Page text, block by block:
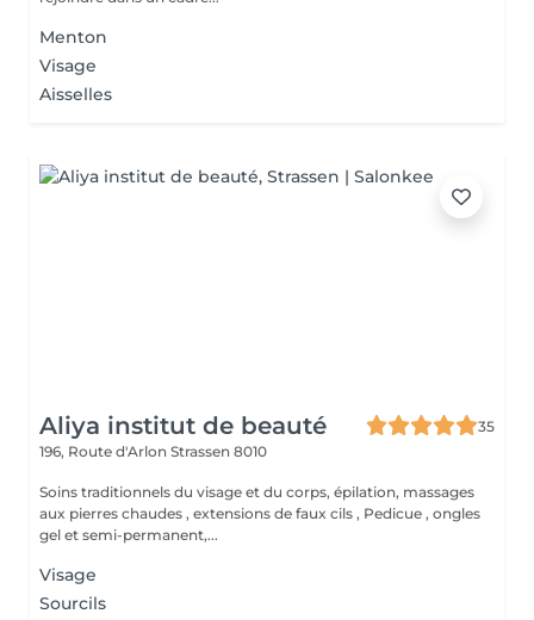
Menton
Visage
Aisselles
Aliya institut de beauté
35
196, Route d'Arlon Strassen 8010
Soins traditionnels du visage et du corps, épilation, massages
aux pierres chaudes , extensions de faux cils , Pedicue , ongles
gel et semi-permanent,...
Visage
Sourcils